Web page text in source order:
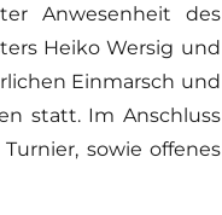
Anwesenheit des
Heiko Wersig und
Einmarsch und
statt. Im Anschluss
sowie offenes